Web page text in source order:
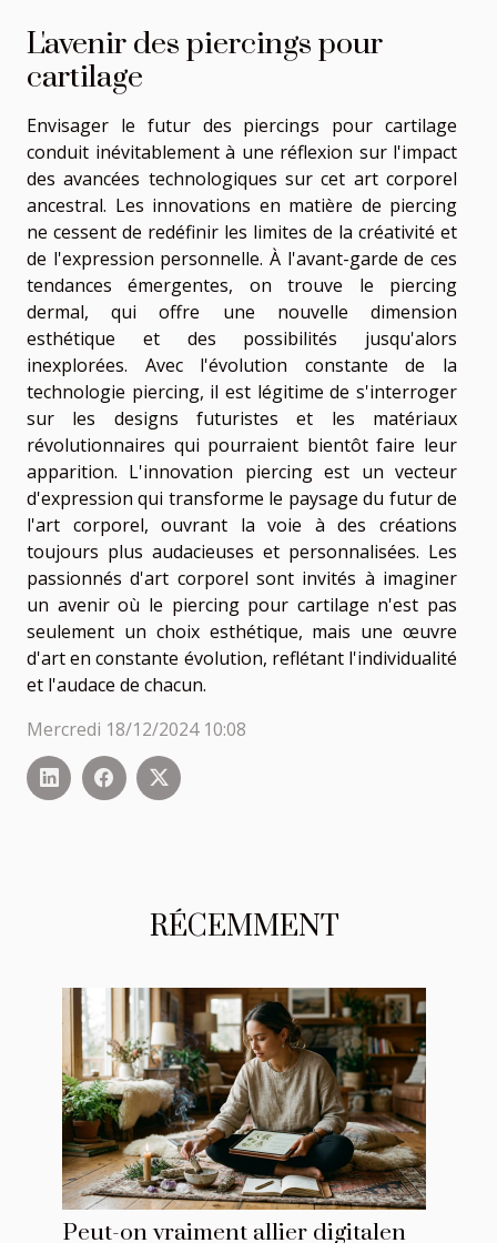
L'avenir des piercings pour
cartilage
Envisager le futur des piercings pour cartilage
conduit inévitablement à une réflexion sur l'impact
des avancées technologiques sur cet art corporel
ancestral. Les innovations en matière de piercing
ne cessent de redéfinir les limites de la créativité et
de l'expression personnelle. À l'avant-garde de ces
tendances émergentes, on trouve le piercing
dermal, qui offre une nouvelle dimension
esthétique et des possibilités jusqu'alors
inexplorées. Avec l'évolution constante de la
technologie piercing, il est légitime de s'interroger
sur les designs futuristes et les matériaux
révolutionnaires qui pourraient bientôt faire leur
apparition. L'innovation piercing est un vecteur
d'expression qui transforme le paysage du futur de
l'art corporel, ouvrant la voie à des créations
toujours plus audacieuses et personnalisées. Les
passionnés d'art corporel sont invités à imaginer
un avenir où le piercing pour cartilage n'est pas
seulement un choix esthétique, mais une œuvre
d'art en constante évolution, reflétant l'individualité
et l'audace de chacun.
Mercredi 18/12/2024 10:08
RÉCEMMENT
Peut-on vraiment allier digitalen